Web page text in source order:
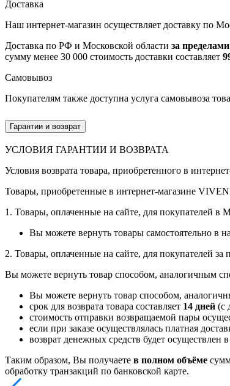
Доставка
Наш интернет-магазин осуществляет доставку по
Доставка по РФ и Московской области за
сумму менее 30 000 стоимость доставки составляет
Самовывоз
Покупателям также доступна услуга самовывоза
Гарантии и возврат
УСЛОВИЯ ГАРАНТИИ И ВОЗВРАТА
Условия возврата товара, приобретенного в
Товары, приобретенные в интернет-магазине
1. Товары, оплаченные на сайте, для покупателей
Вы можете вернуть товары самостоятельно в
2. Товары, оплаченные на сайте, для покупателей
Вы можете вернуть товар способом, аналогичным
Вы можете вернуть товар способом,
срок для возврата товара составляет 14 дней (с
стоимость отправки возвращаемой пары
если при заказе осуществлялась платная
возврат денежных средств будет осуществлен
Таким образом, Вы получаете в полном объёме
обработку транзакций по банковской карте.